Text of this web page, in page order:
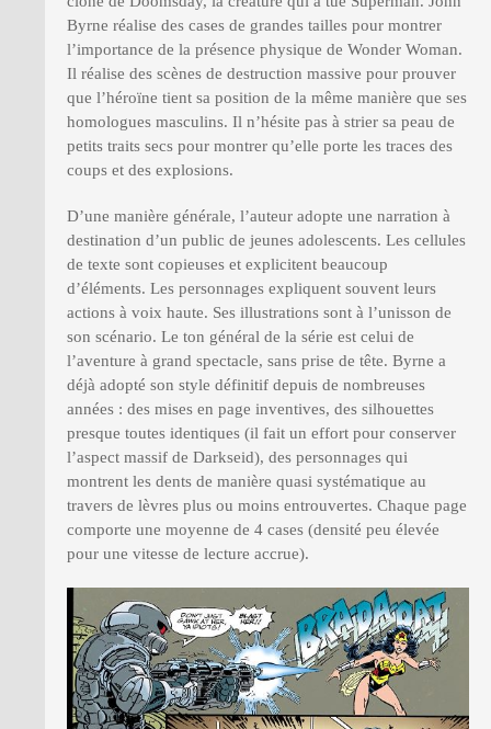
Byrne réalise des cases de grandes tailles pour montrer
l’importance de la présence physique de Wonder Woman.
Il réalise des scènes de destruction massive pour prouver
que l’héroïne tient sa position de la même manière que ses
homologues masculins. Il n’hésite pas à strier sa peau de
petits traits secs pour montrer qu’elle porte les traces des
coups et des explosions.
D’une manière générale, l’auteur adopte une narration à
destination d’un public de jeunes adolescents. Les cellules
de texte sont copieuses et explicitent beaucoup
d’éléments. Les personnages expliquent souvent leurs
actions à voix haute. Ses illustrations sont à l’unisson de
son scénario. Le ton général de la série est celui de
l’aventure à grand spectacle, sans prise de tête. Byrne a
déjà adopté son style définitif depuis de nombreuses
années : des mises en page inventives, des silhouettes
presque toutes identiques (il fait un effort pour conserver
l’aspect massif de Darkseid), des personnages qui
montrent les dents de manière quasi systématique au
travers de lèvres plus ou moins entrouvertes. Chaque page
comporte une moyenne de 4 cases (densité peu élevée
pour une vitesse de lecture accrue).